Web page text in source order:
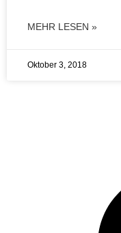
MEHR LESEN »
Oktober 3, 2018